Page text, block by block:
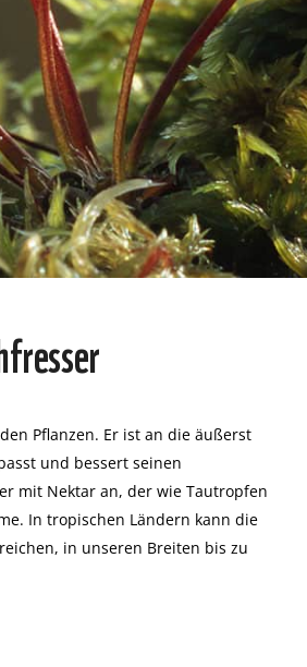
Pflanzen. Er ist an die äußerst
und bessert seinen
mit Nektar an, der wie Tautropfen
In tropischen Ländern kann die
in unseren Breiten bis zu